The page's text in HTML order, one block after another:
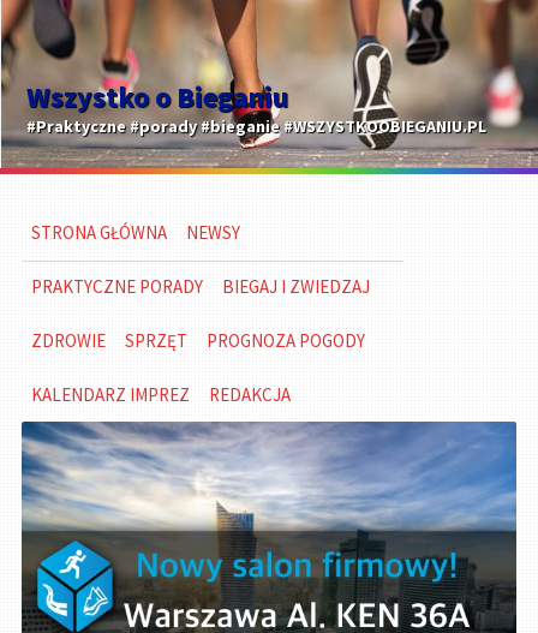
Wszystko o Bieganiu
#Praktyczne #porady #bieganie #WSZYSTKOOBIEGANIU.PL
STRONA GŁÓWNA NEWSY
PRAKTYCZNE PORADY BIEGAJ I ZWIEDZAJ
ZDROWIE SPRZĘT PROGNOZA POGODY
KALENDARZ IMPREZ REDAKCJA